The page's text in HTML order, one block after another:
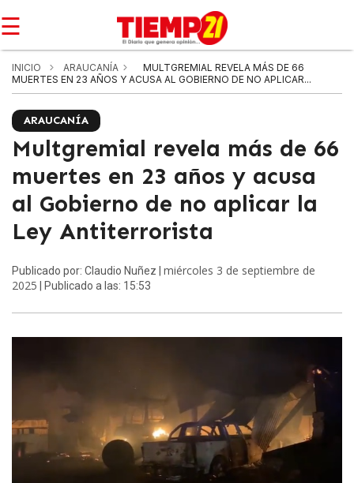
☰
INICIO ARAUCANÍA
MULTGREMIAL REVELA MÁS DE 66
MUERTES EN 23 AÑOS Y ACUSA AL GOBIERNO DE NO APLICAR...
ARAUCANÍA
Multgremial revela más de 66
muertes en 23 años y acusa
al Gobierno de no aplicar la
Ley Antiterrorista
Publicado por: Claudio Nuñez | miércoles 3 de septiembre de
2025 | Publicado a las: 15:53